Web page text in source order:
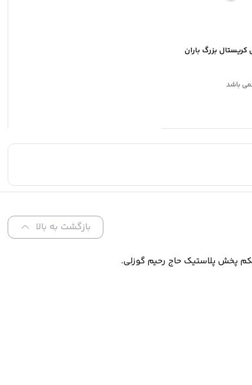
کریستال بزرگ باران
باشد
بازگشت به بالا
پخش پلاستیک حاج رحیم گوزلی.